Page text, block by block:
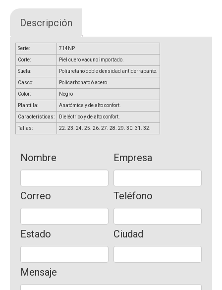
Descripción
Serie: 714NP
Corte: Piel cuero vacuno importado.
Suela: Poliuretano doble densidad antiderrapante.
Casco: Policarbonato ó acero.
Color: Negro
Plantilla: Anatómica y de alto confort.
Características: Dieléctrico y de alto confort.
Tallas: 22. 23. 24. 25. 26. 27. 28. 29. 30. 31. 32.
Nombre Empresa
Correo Teléfono
Estado Ciudad
Mensaje